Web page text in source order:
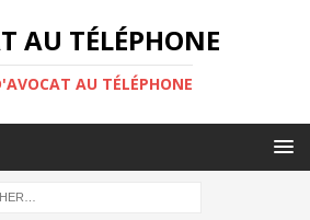
AU TÉLÉPHONE
AU TÉLÉPHONE